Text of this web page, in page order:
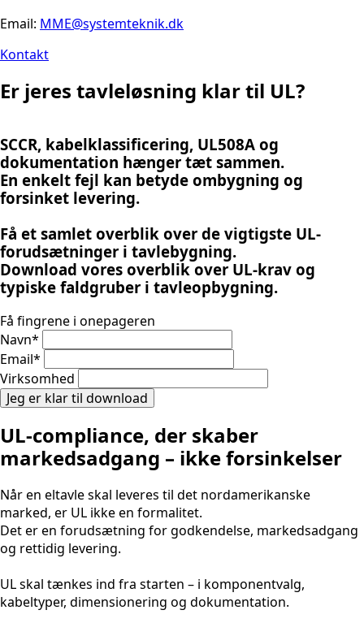
Email: MME@systemteknik.dk
Kontakt
Er jeres tavleløsning klar til UL?
SCCR, kabelklassificering, UL508A og
dokumentation hænger tæt sammen.
En enkelt fejl kan betyde ombygning og
forsinket levering.
Få et samlet overblik over de vigtigste UL-
forudsætninger i tavlebygning.
Download vores overblik over UL-krav og
typiske faldgruber i tavleopbygning.
Få fingrene i onepageren
Navn*
Email*
Virksomhed
Jeg er klar til download
UL-compliance, der skaber
markedsadgang – ikke forsinkelser
Når en eltavle skal leveres til det nordamerikanske
marked, er UL ikke en formalitet.
Det er en forudsætning for godkendelse, markedsadgang
og rettidig levering.
UL skal tænkes ind fra starten – i komponentvalg,
kabeltyper, dimensionering og dokumentation.